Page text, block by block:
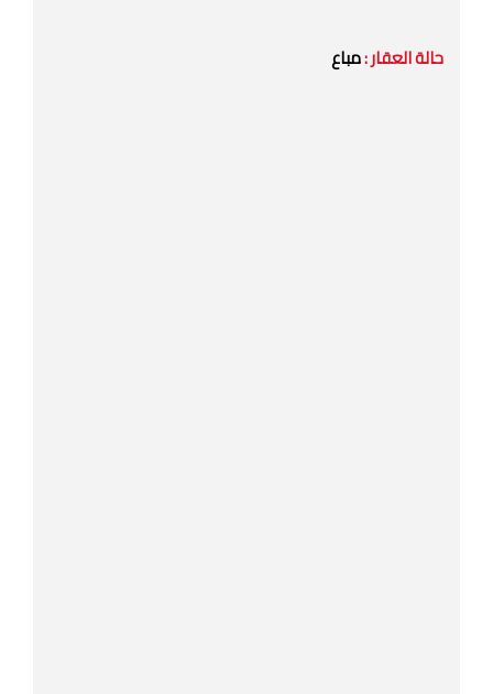
حالة العقار :مباع